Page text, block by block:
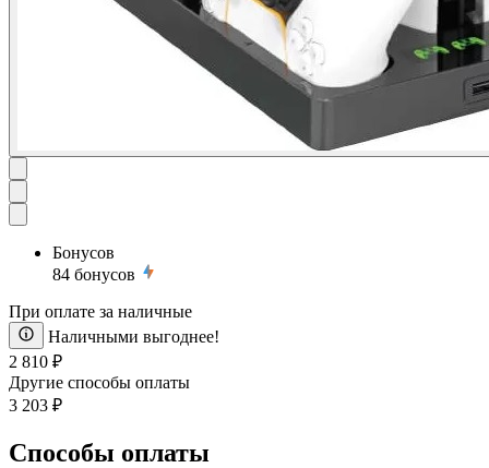
Бонусов
84 бонусов
При оплате за наличные
Наличными выгоднее!
2 810 ₽
Другие способы оплаты
3 203 ₽
Способы оплаты